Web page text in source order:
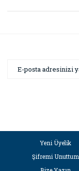
Yeni Üyelik
Şifremi Unuttum